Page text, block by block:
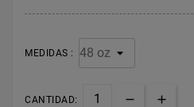
MEDIDAS :
CANTIDAD: